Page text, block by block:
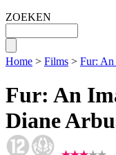
ZOEKEN
Home > Films > Fur: An
Fur: An
Diane